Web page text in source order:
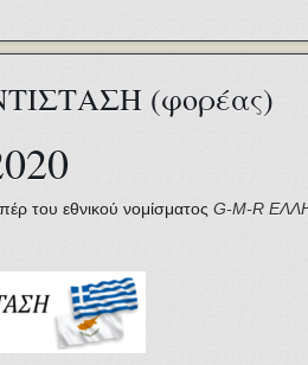
(φορέας)
του εθνικού νομίσματος G-M-R